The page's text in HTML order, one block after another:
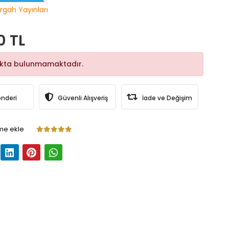
Yayınları
TL
bulunmamaktadır.
Güvenli Alışveriş İade ve Değişim
ekle